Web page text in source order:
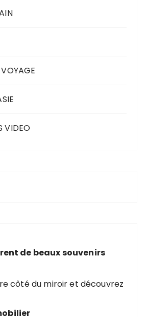
VIDEO
de beaux souvenirs
côté du miroir et découvrez